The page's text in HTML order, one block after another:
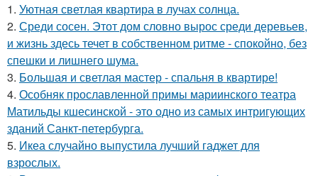
1. Уютная светлая квартира в лучах солнца.
2. Среди сосен. Этот дом словно вырос среди деревьев,
и жизнь здесь течет в собственном ритме - спокойно, без
спешки и лишнего шума.
3. Большая и светлая мастер - спальня в квартире!
4. Особняк прославленной примы мариинского театра
Матильды кшесинской - это одно из самых интригующих
зданий Санкт-петербурга.
5. Икеа случайно выпустила лучший гаджет для
взрослых.